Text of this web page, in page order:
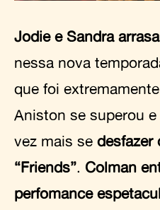
Jodie e Sandra
nessa nova
que foi
Aniston se superou
vez mais se desfazer
“Friends”. Colman
perfomance